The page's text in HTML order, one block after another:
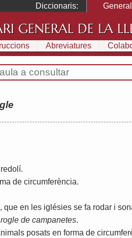
Diccionaris: General
GENERAL DE LA
Abreviatures
redolí.
de circumferència.
, que en les iglésies se fa rodar i
rogle de campanetes.
posats en forma de